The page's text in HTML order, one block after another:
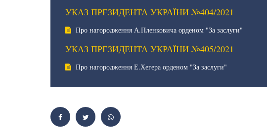
УКАЗ ПРЕЗИДЕНТА УКРАЇНИ №404/2021
Про нагородження А.Пленковича орденом "За заслуги"
УКАЗ ПРЕЗИДЕНТА УКРАЇНИ №405/2021
Про нагородження Е.Хегера орденом "За заслуги"